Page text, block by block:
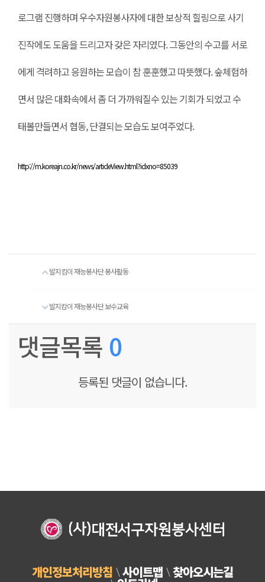
로그램 진행하며 우수자원봉사자에 대한 보상적 힐링으로 사기
진작에도 도움을 드리고자 갖은 자리였다. 그동안의 수고를 서로
에게 격려하고 응원하는 모습이 참 훈훈했고 따뜻했다. 숲체험하
면서 많은 대화속에서 좀 더 가까워질수 있는 기회가 되었고 수
태볼만들면서 협동, 단결되는 모습도 보여주었다.
http://m.koreajn.co.kr/news/articleView.html?idxno=85039
발지킴이 재능봉사단 봉사활동
발지캄이 재능봉사단 보수교육
댓글목록 0
등록된 댓글이 없습니다.
개인정보처리방침 사이트맵 찾아오시는길